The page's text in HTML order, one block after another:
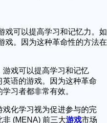
戏可以提高学习和记忆力。如
戏。因为这种革命性的方法在
戏可以提高学习和记忆
语的游戏。因为这种革命
习者都非常有效。
化学习视为促进参与的完
非 (MENA) 前三大游戏市场